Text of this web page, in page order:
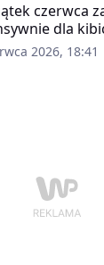
czerwca
dla
Hunters
swojej
2026, 18:41